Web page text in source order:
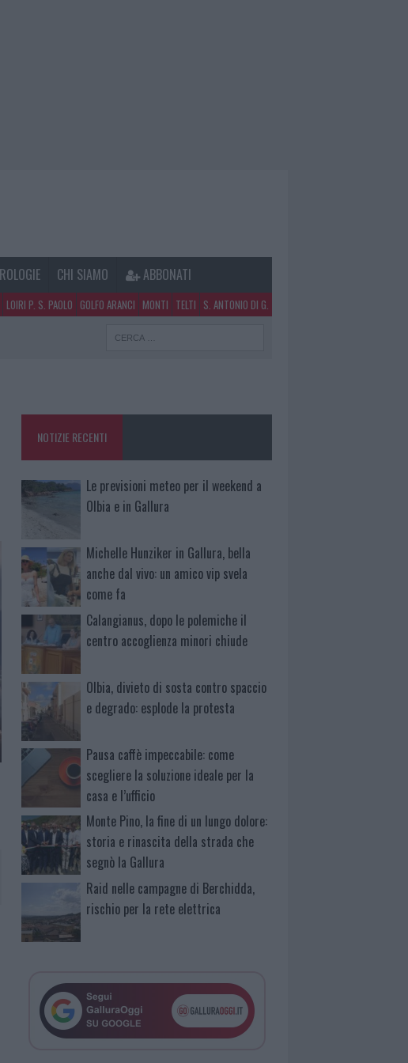
CHI SIAMO ABBONATI
LOIRI P. S. PAOLO GOLFO ARANCI MONTI TELTI S. ANTONIO DI G.
NOTIZIE RECENTI
Le previsioni meteo per il weekend a
Olbia e in Gallura
Michelle Hunziker in Gallura, bella
anche dal vivo: un amico vip svela
come fa
Calangianus, dopo le polemiche il
centro accoglienza minori chiude
Olbia, divieto di sosta contro spaccio
e degrado: esplode la protesta
Pausa caffè impeccabile: come
scegliere la soluzione ideale per la
casa e l’ufficio
Monte Pino, la fine di un lungo dolore:
storia e rinascita della strada che
segnò la Gallura
Raid nelle campagne di Berchidda,
rischio per la rete elettrica